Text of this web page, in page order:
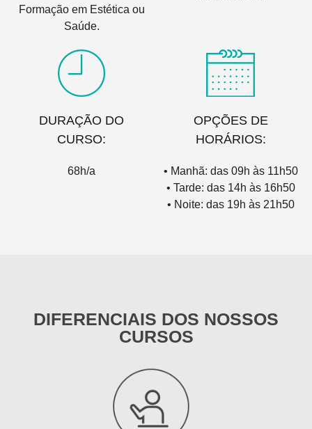
Formação em Estética ou
Saúde.
DURAÇÃO DO
CURSO:
68h/a
OPÇÕES DE
HORÁRIOS:
• Manhã: das 09h às 11h50
• Tarde: das 14h às 16h50
• Noite: das 19h às 21h50
DIFERENCIAIS DOS NOSSOS
CURSOS